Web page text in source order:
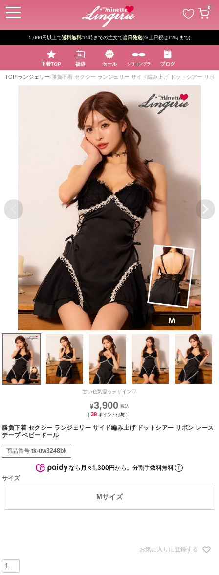
0
5,000円以上で送料無料/15時までの注文で当日発送(※土日祝は12時まで)
下着TOP 福袋 セール シリコンブラ ブログ
TOP ランジェリー 勝負下着 セクシー ランジェリー サイド編み上げ ドットシアー リボ
甘い色気漂うデザイン♡
¥3,900
[ 39 ポイント付与 ]
勝負下着 セクシー ランジェリー サイド編み上げ ドットシアー リボン レース
テープ ベビードール
商品番号 tk-uw3248bk
なら 月々1,300円から。分割手数料無料
サイズ
Mサイズ
お気に入りに登録する
ペー
ジト